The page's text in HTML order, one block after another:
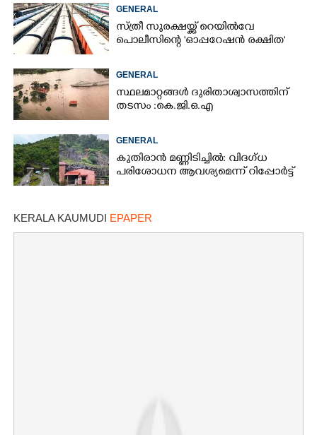
GENERAL
സ്ത്രീ സുരക്ഷയ്ക്ക് റെയിൽവേ
പൊലീസിന്റെ 'ഓപ്പറേഷൻ രക്ഷിത'
GENERAL
സ്ഥലമാറ്റങ്ങൾ ദുരിതാശ്വാസത്തിന്
തടസം :കെ.ജി.ഒ.എ
GENERAL
കുതിരാൻ മണ്ണിടിച്ചിൽ: വിദഗ്ധ
പരിശോധന ആവശ്യമെന്ന് റിപ്പോർട്ട്
KERALA KAUMUDI EPAPER